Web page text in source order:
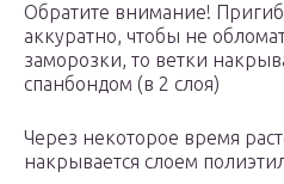
Обратите внимание!
аккуратно, чтобы не
заморозки, то ветки
спанбондом (в 2 слоя)
Через некоторое время
накрывается слоем